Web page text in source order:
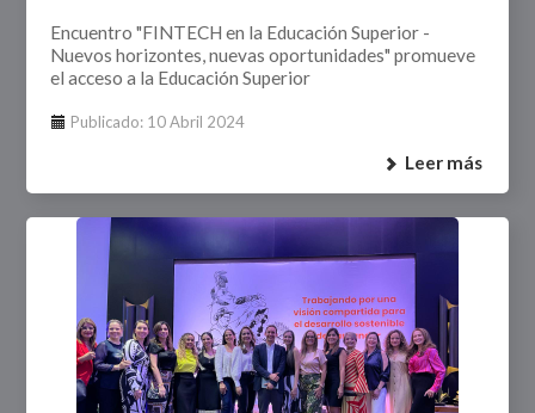
Encuentro "FINTECH en la Educación Superior -
Nuevos horizontes, nuevas oportunidades" promueve
el acceso a la Educación Superior
Publicado: 10 Abril 2024
Leer más